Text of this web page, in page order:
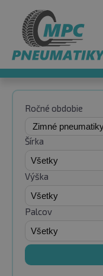
Ročné obdobie
Šírka
Výška
Palcov